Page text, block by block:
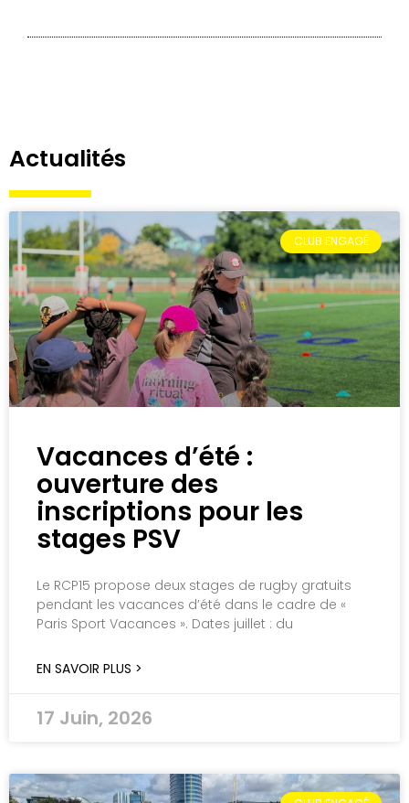
Actualités
CLUB ENGAGÉ
Vacances d’été :
ouverture des
inscriptions pour les
stages PSV
Le RCP15 propose deux stages de rugby gratuits
pendant les vacances d’été dans le cadre de «
Paris Sport Vacances ». Dates juillet : du
EN SAVOIR PLUS >
17 Juin, 2026